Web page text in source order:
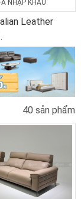
NHẬP KHẨU
Leather
40 sản phẩm